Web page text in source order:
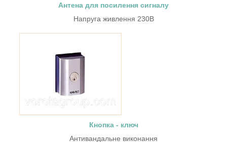
Антена для посилення сигналу
Напруга живлення 230В
Кнопка - ключ
Антивандальне виконання